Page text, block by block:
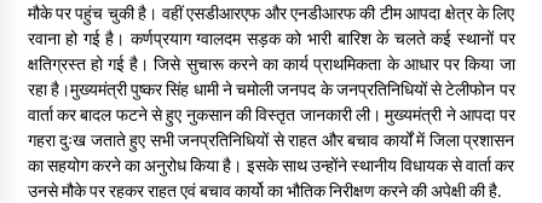
मौके पर पहुंच चुकी है। वहीं एसडीआरएफ और एनडीआरफ की टीम आपदा क्षेत्र के लिए
रवाना हो गई है। कर्णप्रयाग ग्वालदम सड़क को भारी बारिश के चलते कई स्थानों पर
क्षतिग्रस्त हो गई है। जिसे सुचारू करने का कार्य प्राथमिकता के आधार पर किया जा
रहा है।मुख्यमंत्री पुष्कर सिंह धामी ने चमोली जनपद के जनप्रतिनिधियों से टेलीफोन पर
वार्ता कर बादल फटने से हुए नुकसान की विस्तृत जानकारी ली। मुख्यमंत्री ने आपदा पर
गहरा दुःख जताते हुए सभी जनप्रतिनिधियों से राहत और बचाव कार्यों में जिला प्रशासन
का सहयोग करने का अनुरोध किया है। इसके साथ उन्होंने स्थानीय विधायक से वार्ता कर
उनसे मौके पर रहकर राहत एवं बचाव कार्यो का भौतिक निरीक्षण करने की अपेक्षी की है.